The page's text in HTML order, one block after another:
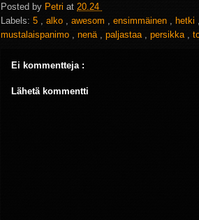
Posted by Petri at 20.24
Labels: 5 alko awesom ensimmäinen hetki
mustalaispanimo
nenä paljastaa persikka
Ei kommentteja :
Lähetä kommentti